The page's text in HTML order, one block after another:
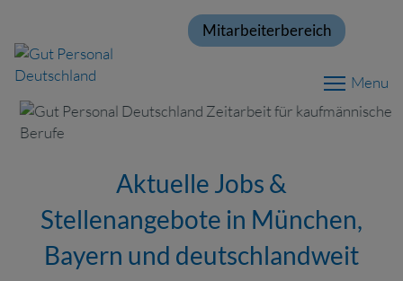
Mitarbeiterbereich
Menu
Aktuelle Jobs &
Stellenangebote in München,
Bayern und deutschlandweit